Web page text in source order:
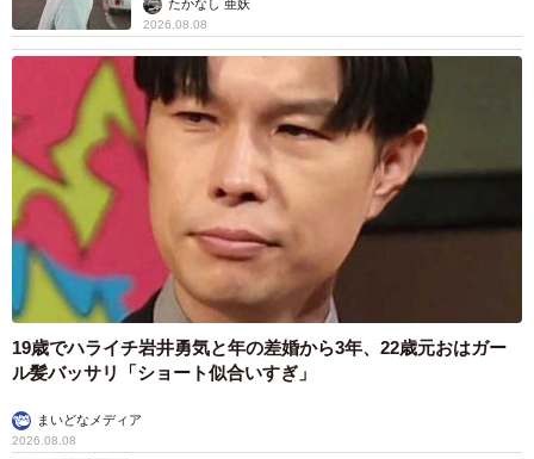
たかなし 亜妖
2026.08.08
19歳でハライチ岩井勇気と年の差婚から3年、22歳元おはガー
ル髪バッサリ「ショート似合いすぎ」
まいどなメディア
2026.08.08